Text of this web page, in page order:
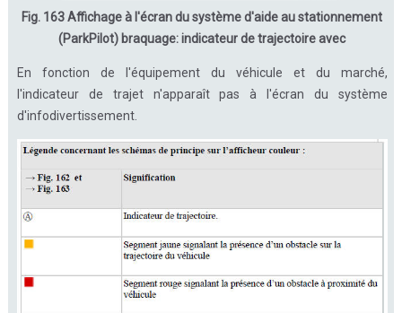
Fig. 163 Affichage à l'écran du système d'aide au stationnement
(ParkPilot) braquage: indicateur de trajectoire avec
En fonction de l'équipement du véhicule et du marché,
l'indicateur de trajet n'apparaît pas à l'écran du système
d'infodivertissement.